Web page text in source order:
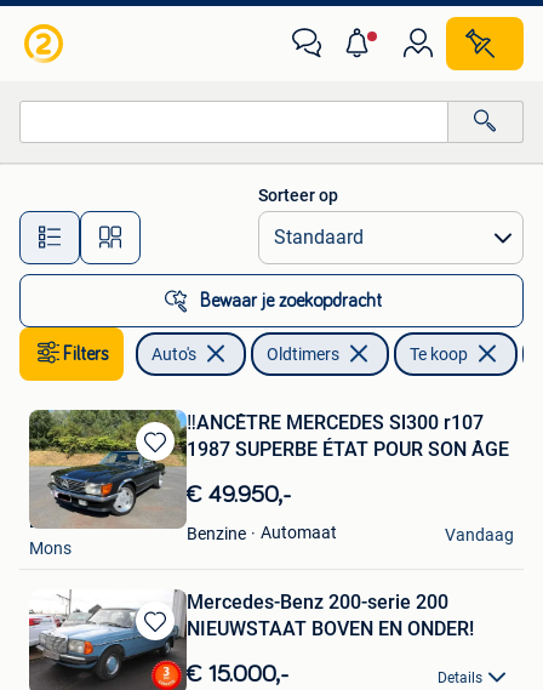
Alle afstanden…
Sorteer op
Bewaar je zoekopdracht
Filters Auto's Oldtimers Te koop
Bewaren
in
Mijn
Favorieten
‼️ANCÊTRE MERCEDES Sl300 r107
1987 SUPERBE ÉTAT POUR SON ÂGE
€ 49.950,-
Benzine Automaat
Enzo Criscenzo
Mons
Vandaag
Bewaren
in
Mercedes-Benz 200-serie 200
NIEUWSTAAT BOVEN EN ONDER!
€ 15.000,- Details